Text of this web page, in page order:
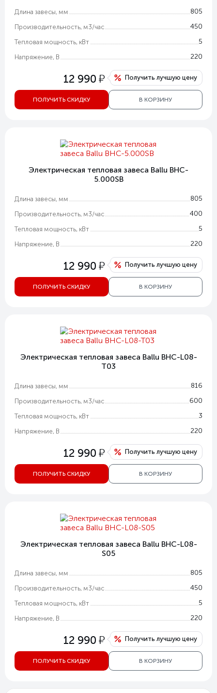
Длина завесы, мм 805
Производительность, м3/час 450
Тепловая мощность, кВт 5
Напряжение, В 220
12 990 у Получить лучшую цену
ПОЛУЧИТЬ СКИДКУ В КОРЗИНУ
Электрическая тепловая завеса Ballu BHC-
5.000SB
Длина завесы, мм 805
Производительность, м3/час 400
Тепловая мощность, кВт 5
Напряжение, В 220
12 990 у Получить лучшую цену
ПОЛУЧИТЬ СКИДКУ В КОРЗИНУ
Электрическая тепловая завеса Ballu BHC-L08-
T03
Длина завесы, мм 816
Производительность, м3/час 600
Тепловая мощность, кВт 3
Напряжение, В 220
12 990 у Получить лучшую цену
ПОЛУЧИТЬ СКИДКУ В КОРЗИНУ
Электрическая тепловая завеса Ballu BHC-L08-
S05
Длина завесы, мм 805
Производительность, м3/час 450
Тепловая мощность, кВт 5
Напряжение, В 220
12 990 у Получить лучшую цену
ПОЛУЧИТЬ СКИДКУ В КОРЗИНУ